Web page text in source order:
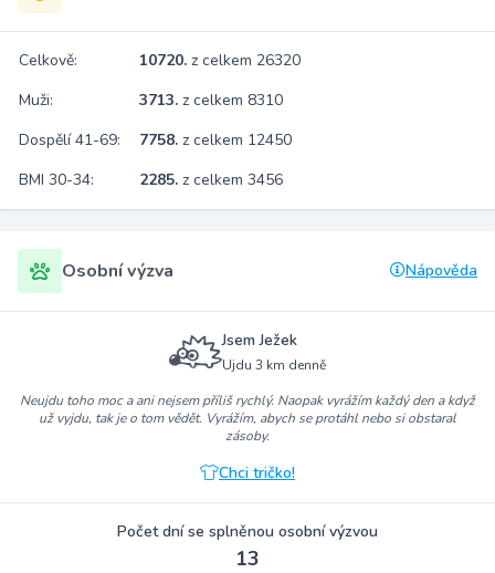
Celkově: 10720. z celkem 26320
Muži:
3713. z celkem 8310
Dospělí 41-69:
7758. z celkem 12450
BMI 30-34:
2285. z celkem 3456
Osobní výzva Nápověda
Jsem Ježek
Ujdu 3 km denně
Neujdu toho moc a ani nejsem příliš rychlý. Naopak vyrážím každý den a když
už vyjdu, tak je o tom vědět. Vyrážím, abych se protáhl nebo si obstaral
zásoby.
Chci tričko!
Počet dní se splněnou osobní výzvou
13